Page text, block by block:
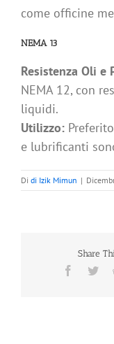
come officine
NEMA 13
Resistenza Oli e
NEMA 12, con
liquidi.
Utilizzo:
e lubrificanti
Di di Izik Mimun |
Share